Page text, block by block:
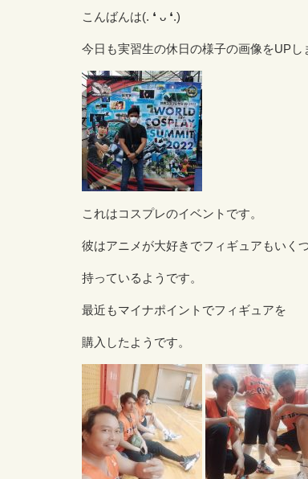
こんばんは(⁠.⁠ ⁠❛⁠ ⁠ᴗ⁠ ⁠❛⁠.⁠)
今日も実習生の休日の様子の画像をUPし
これはコスプレのイベントです。
彼はアニメが大好きでフィギュアもいく
持っているようです。
最近もマイナポイントでフィギュアを
購入したようです。